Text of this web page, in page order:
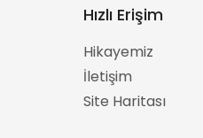
Hızlı Erişim
Hikayemiz
İletişim
Site Haritası